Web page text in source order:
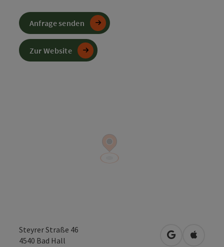
Steyrer Straße 46
4540 Bad Hall in Google
in
Anfrage senden
Zur Website